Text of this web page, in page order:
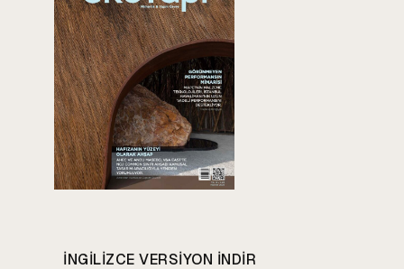
INGILIZCE VERSIYON INDIR